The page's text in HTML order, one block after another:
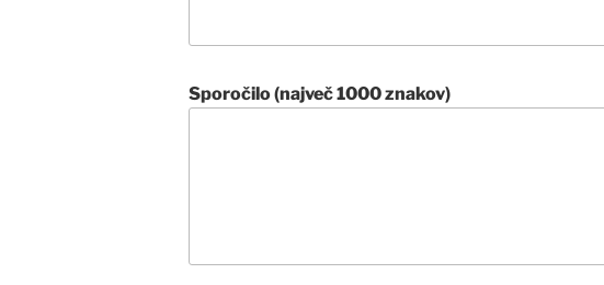
Sporočilo (največ 1000 znakov)